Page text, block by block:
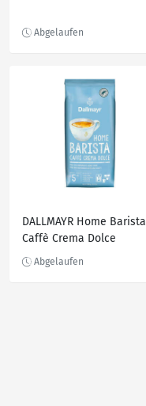
DALLMAYR Home Barista
Caffè Crema Dolce